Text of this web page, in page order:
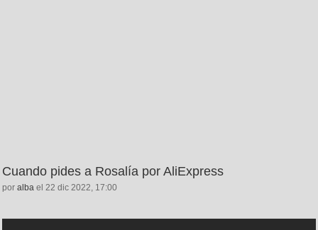
Cuando pides a Rosalía por AliExpress
por alba el 22 dic 2022, 17:00